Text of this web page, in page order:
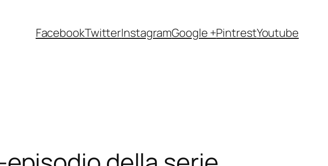
FacebookTwitterInstagramGoogle +PintrestYoutube